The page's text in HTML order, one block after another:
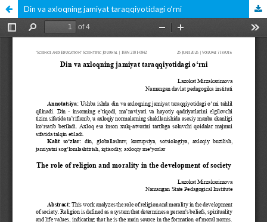
Din va axloqning jamiyat taraqqiyotidagi o‘rni